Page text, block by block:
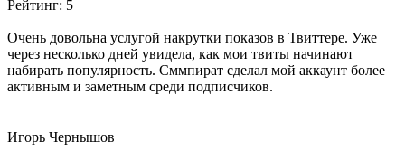
Рейтинг: 5
Очень довольна услугой накрутки показов в Твиттере. Уже
через несколько дней увидела, как мои твиты начинают
набирать популярность. Сммпират сделал мой аккаунт более
активным и заметным среди подписчиков.
Игорь Чернышов